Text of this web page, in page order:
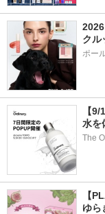
クル
ポー
【
水を
The
【
ゆら